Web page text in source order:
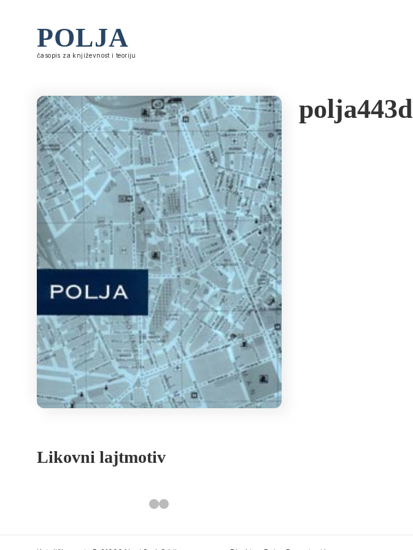
POLJA
časopis za književnost i teoriju
Likovni lajtmotiv
polja443d